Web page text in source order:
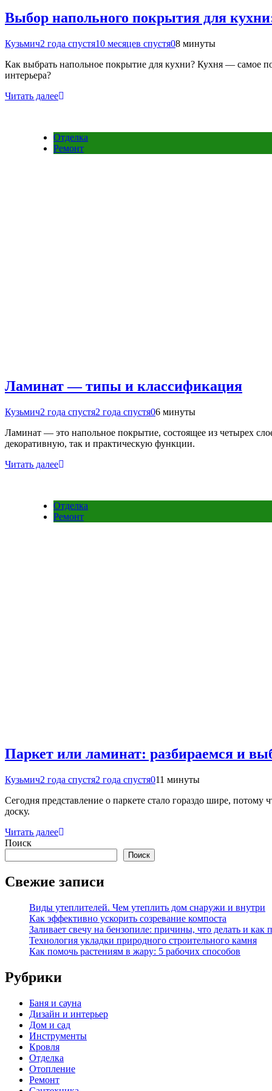
Выбор напольного покрытия для
Кузьмич2 года спустя10 месяцев спустя08 минуты
Как выбрать напольное покрытие для кухни? Кухня — самое
интерьера?
Читать далее
Отделка
Ремонт
Ламинат — типы и классификация
Кузьмич2 года спустя2 года спустя06 минуты
Ламинат — это напольное покрытие, состоящее из четырех
декоративную, так и практическую функции.
Читать далее
Отделка
Ремонт
Паркет или ламинат: разбираемся и
Кузьмич2 года спустя2 года спустя011 минуты
Сегодня представление о паркете стало гораздо шире,
доску.
Читать далее
Поиск
Поиск
Свежие записи
Виды утеплителей. Чем утеплить дом снаружи и внутри
Как эффективно ускорить созревание компоста
Заливает свечу на бензопиле: причины, что делать и как
Технология укладки природного строительного камня
Как помочь растениям в жару: 5 рабочих способов
Рубрики
Баня и сауна
Дизайн и интерьер
Дом и сад
Инструменты
Кровля
Отделка
Отопление
Ремонт